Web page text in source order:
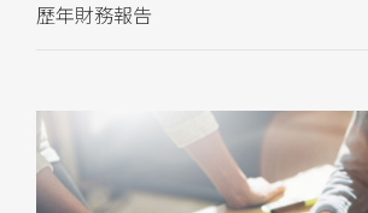
歷年財務報告